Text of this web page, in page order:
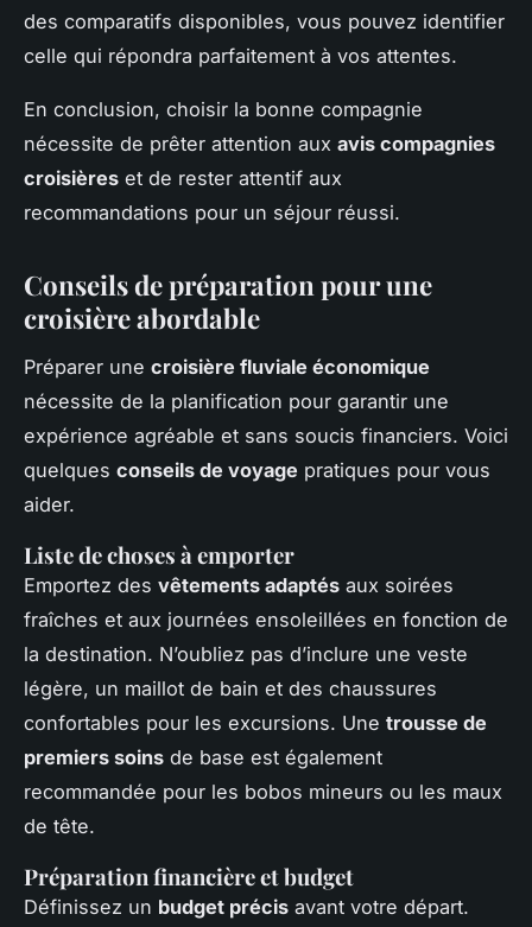
des comparatifs disponibles, vous pouvez identifier
celle qui répondra parfaitement à vos attentes.
En conclusion, choisir la bonne compagnie
nécessite de prêter attention aux avis compagnies
croisières et de rester attentif aux
recommandations pour un séjour réussi.
Conseils de préparation pour une
croisière abordable
Préparer une croisière fluviale économique
nécessite de la planification pour garantir une
expérience agréable et sans soucis financiers. Voici
quelques conseils de voyage pratiques pour vous
aider.
Liste de choses à emporter
Emportez des vêtements adaptés aux soirées
fraîches et aux journées ensoleillées en fonction de
la destination. N’oubliez pas d’inclure une veste
légère, un maillot de bain et des chaussures
confortables pour les excursions. Une trousse de
premiers soins de base est également
recommandée pour les bobos mineurs ou les maux
de tête.
Préparation financière et budget
Définissez un budget précis avant votre départ.